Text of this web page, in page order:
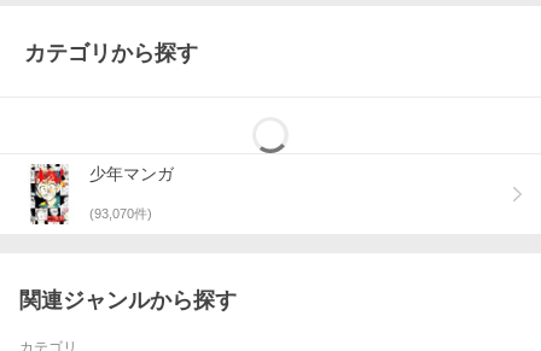
カテゴリから探す
少年マンガ
(93,070件)
関連ジャンルから探す
カテゴリ